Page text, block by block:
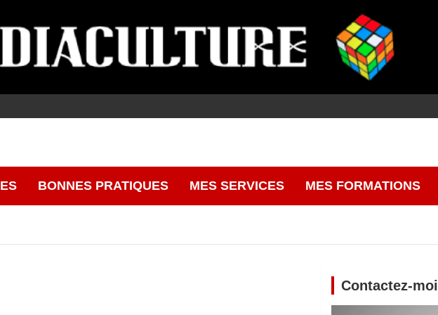
BONNES PRATIQUES MES SERVICES MES FORMATIONS
Contactez-moi